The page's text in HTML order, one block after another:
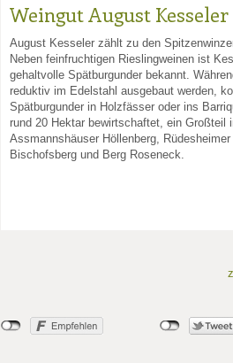
Weingut August Kesseler
August Kesseler zählt zu den
Neben feinfruchtigen Rieslingweinen ist
gehaltvolle Spätburgunder bekannt.
reduktiv im Edelstahl ausgebaut werden,
Spätburgunder in Holzfässer oder ins
rund 20 Hektar bewirtschaftet, ein Großteil
Assmannshäuser Höllenberg,
Bischofsberg und Berg Roseneck.